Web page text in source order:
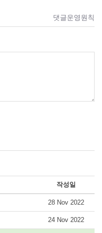
댓글운영원칙
작성일
28 Nov 2022
24 Nov 2022